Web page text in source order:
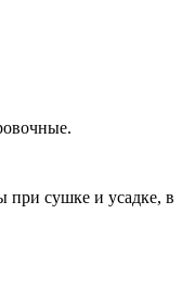
при сушке и усадке, в